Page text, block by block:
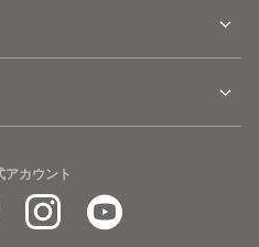
アカウント